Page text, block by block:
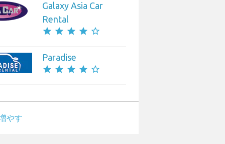
Galaxy Asia Car
Rental
star star star star star_border
Paradise
star star star star star_border
やす